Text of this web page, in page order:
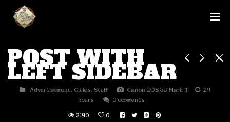
POST WITH
LEFT SIDEBAR
Advertisement, Cities, Stuff Canon EOS 5D Mark II
24
hours
0 comments
2140 0